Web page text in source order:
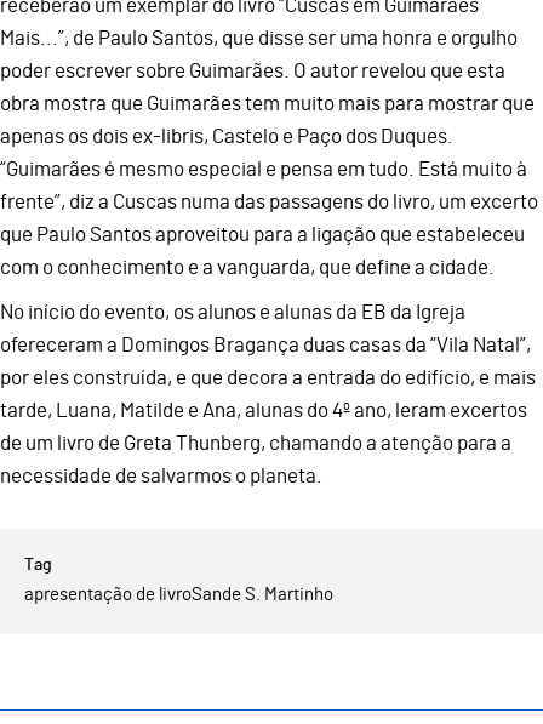
receberão um exemplar do livro “Cuscas em Guimarães
Mais...”, de Paulo Santos, que disse ser uma honra e orgulho
poder escrever sobre Guimarães. O autor revelou que esta
obra mostra que Guimarães tem muito mais para mostrar que
apenas os dois ex-libris, Castelo e Paço dos Duques.
“Guimarães é mesmo especial e pensa em tudo. Está muito à
frente”, diz a Cuscas numa das passagens do livro, um excerto
que Paulo Santos aproveitou para a ligação que estabeleceu
com o conhecimento e a vanguarda, que define a cidade.
No início do evento, os alunos e alunas da EB da Igreja
ofereceram a Domingos Bragança duas casas da “Vila Natal”,
por eles construída, e que decora a entrada do edifício, e mais
tarde, Luana, Matilde e Ana, alunas do 4º ano, leram excertos
de um livro de Greta Thunberg, chamando a atenção para a
necessidade de salvarmos o planeta.
apresentação de livroSande S. Martinho